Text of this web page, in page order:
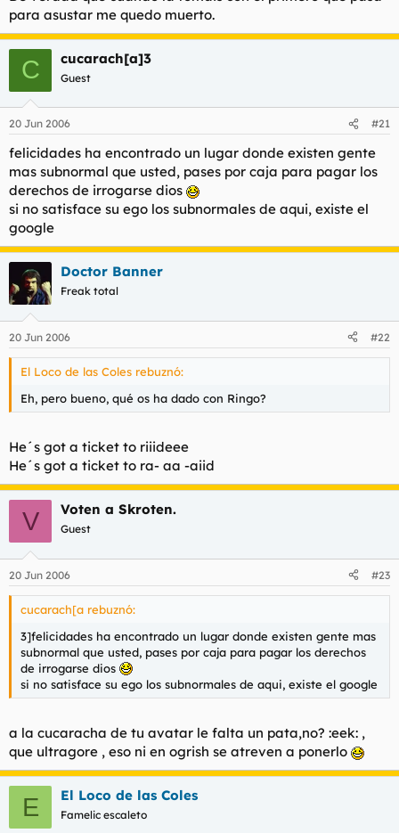
para asustar me quedo muerto.
C cucarach[a]3
Guest
20 Jun 2006 #21
felicidades ha encontrado un lugar donde existen gente
mas subnormal que usted, pases por caja para pagar los
derechos de irrogarse dios
si no satisface su ego los subnormales de aqui, existe el
google
Doctor Banner
Freak total
20 Jun 2006 #22
El Loco de las Coles rebuznó:
Eh, pero bueno, qué os ha dado con Ringo?
He´s got a ticket to riiideee
He´s got a ticket to ra- aa -aiid
V Voten a Skroten.
Guest
20 Jun 2006 #23
cucarach[a rebuznó:
3]felicidades ha encontrado un lugar donde existen gente mas
subnormal que usted, pases por caja para pagar los derechos
de irrogarse dios
si no satisface su ego los subnormales de aqui, existe el google
a la cucaracha de tu avatar le falta un pata,no? :eek: ,
que ultragore , eso ni en ogrish se atreven a ponerlo
E El Loco de las Coles
Famelic escaleto